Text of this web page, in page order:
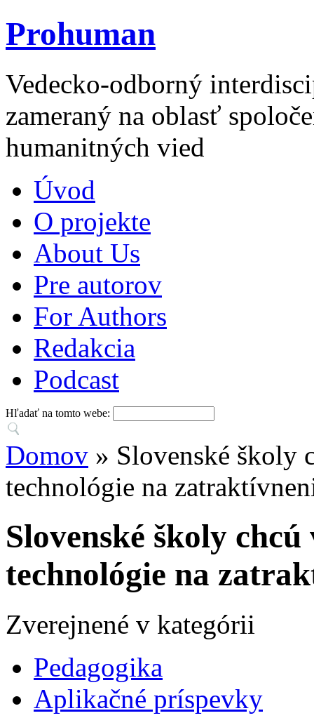
Prohuman
Vedecko-odborný
zameraný na oblasť
humanitných vied
Úvod
O projekte
About Us
Pre autorov
For Authors
Redakcia
Podcast
Hľadať na tomto webe:
Domov » Slovenské školy
technológie na
Slovenské školy
technológie na
Zverejnené v kategórii
Pedagogika
Aplikačné príspevky